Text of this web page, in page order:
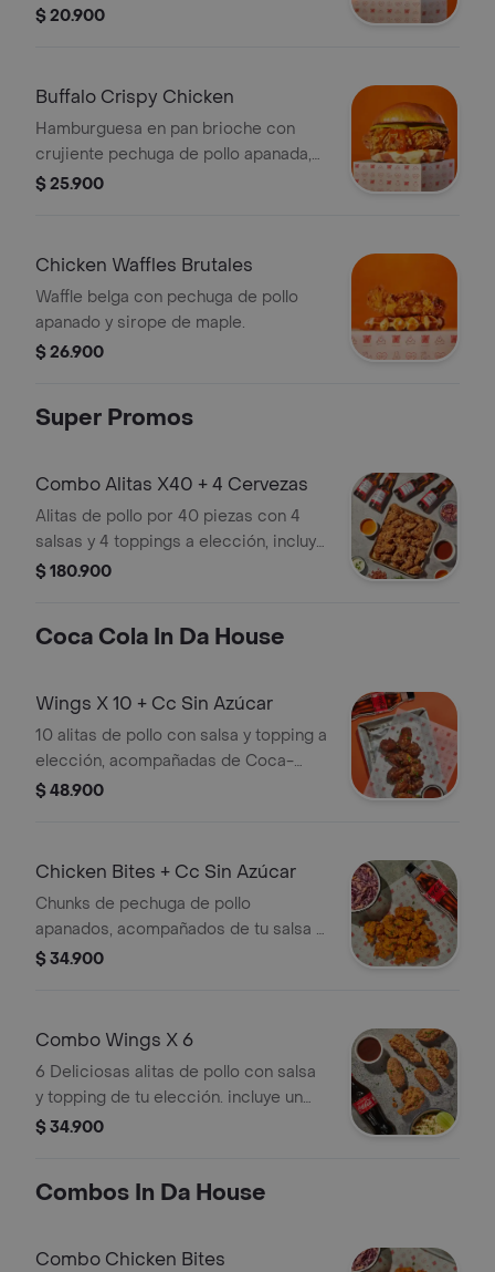
(mezcla de repollo morado, zanahoria
$ 20.900
Buffalo Crispy Chicken
Hamburguesa en pan brioche con
crujiente pechuga de pollo apanada,
queso doble crema, salsa buffalo y
$ 25.900
Chicken Waffles Brutales
Waffle belga con pechuga de pollo
apanado y sirope de maple.
$ 26.900
Super Promos
Combo Alitas X40 + 4 Cervezas
Alitas de pollo por 40 piezas con 4
salsas y 4 toppings a elección, incluye
4 acompañamientos y 4 cervezas a
$ 180.900
Coca Cola In Da House
Wings X 10 + Cc Sin Azúcar
10 alitas de pollo con salsa y topping a
elección, acompañadas de Coca-
Cola sin azúcar.
$ 48.900
Chicken Bites + Cc Sin Azúcar
Chunks de pechuga de pollo
apanados, acompañados de tu salsa y
topping favoritos + coca cola sin
$ 34.900
Combo Wings X 6
6 Deliciosas alitas de pollo con salsa
y topping de tu elección. incluye un
acompañamiento y una bebida
$ 34.900
Combos In Da House
Combo Chicken Bites